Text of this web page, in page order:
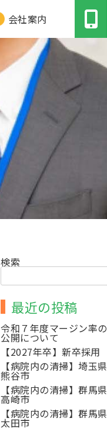
会社案内
検索
最近の投稿
令和７年度マージン率の
公開について
【2027年卒】新卒採用
【病院内の清掃】埼玉県
熊谷市
【病院内の清掃】群馬県
高崎市
【病院内の清掃】群馬県
太田市